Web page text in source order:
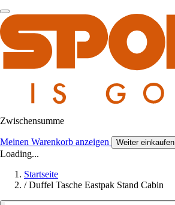
Zwischensumme
Meinen Warenkorb anzeigen Weiter einkaufen
Loading...
Startseite
/ Duffel Tasche Eastpak Stand Cabin